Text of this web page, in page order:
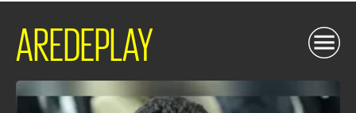
AREDEPLAY